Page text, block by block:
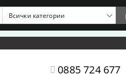
повече
0885 724 677